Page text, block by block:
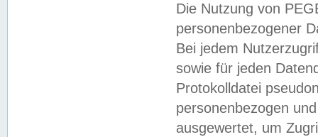
Die Nutzung von
personenbezogener
Bei jedem
sowie für jeden
Protokolldatei
personenbezogen
ausgewertet, um